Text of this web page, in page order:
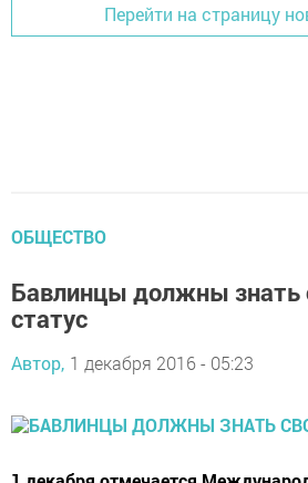
Перейти на страницу
ОБЩЕСТВО
Бавлинцы должны знать
статус
Автор, 1 декабря 2016 - 05:23